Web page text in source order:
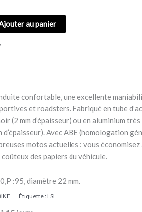
au panier
confortable, une excellente
et roadsters. Fabriqué en tube
(2 mm d’épaisseur) ou en aluminium
d’épaisseur). Avec ABE (homologation
motos actuelles : vous économisez
des papiers du véhicule.
:95, diamètre 22 mm.
Étiquette :LSL